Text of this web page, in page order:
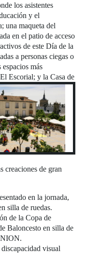
los asistentes
y el
una maqueta del
en el patio de acceso
de este Día de la
a personas ciegas o
más
Escorial; y la Casa de
creaciones de gran
en la jornada,
silla de ruedas.
de la Copa de
Baloncesto en silla de
visual